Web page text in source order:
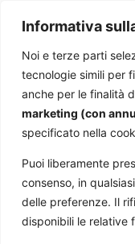
Informativa
Noi e terze parti
tecnologie simili per
anche per le finalità
marketing (con
specificato nella
Puoi liberamente
consenso, in
delle preferenze. Il
disponibili le relative